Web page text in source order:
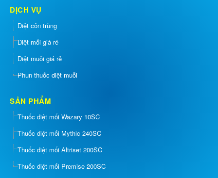
DỊCH VỤ
Diệt côn trùng
Diệt mối giá rẻ
Diệt muỗi giá rẻ
Phun thuốc diệt muỗi
SẢN PHẨM
Thuốc diệt mối Wazary 10SC
Thuốc diệt mối Mythic 240SC
Thuốc diệt mối Altriset 200SC
Thuốc diệt mối Premise 200SC